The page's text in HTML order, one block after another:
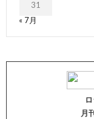
31
« 7月
月